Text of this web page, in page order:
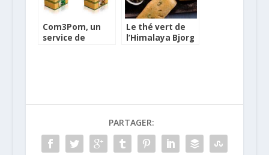
Com3Pom, un
service de
Le thé vert de
l’Himalaya Bjorg
PARTAGER: